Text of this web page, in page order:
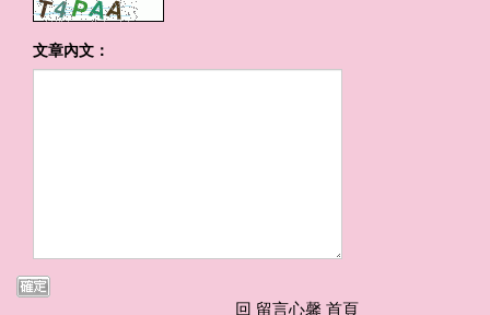
文章內文：
回 留言心馨 首頁